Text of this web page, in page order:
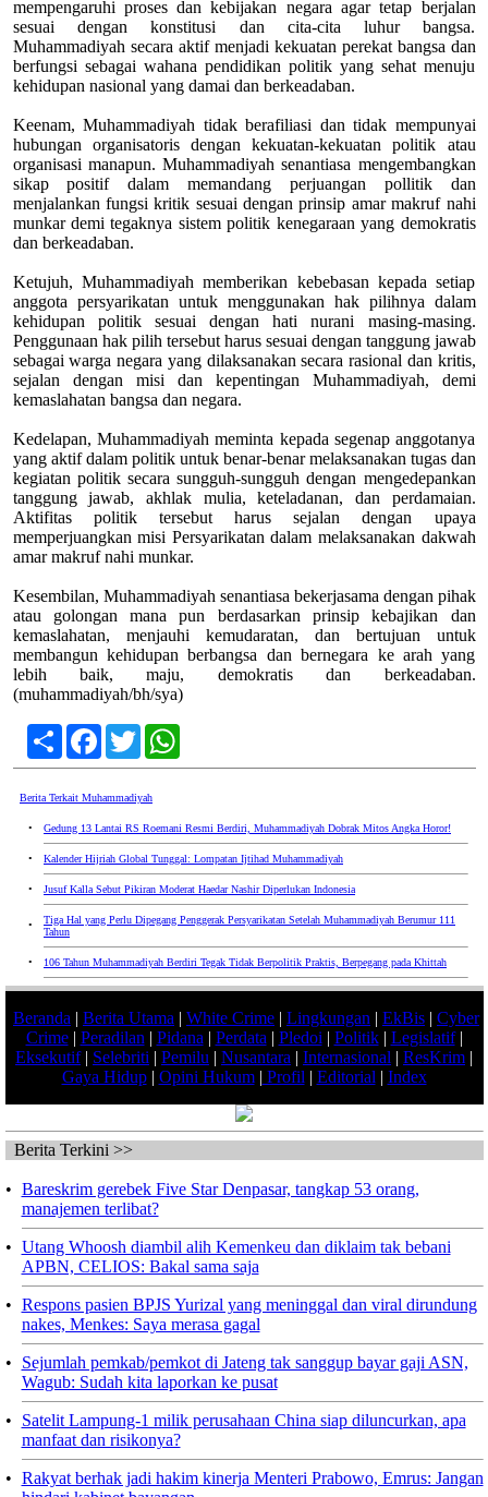
mempengaruhi proses dan kebijakan negara agar tetap berjalan
sesuai dengan konstitusi dan cita-cita luhur bangsa.
Muhammadiyah secara aktif menjadi kekuatan perekat bangsa dan
berfungsi sebagai wahana pendidikan politik yang sehat menuju
kehidupan nasional yang damai dan berkeadaban.
Keenam, Muhammadiyah tidak berafiliasi dan tidak mempunyai
hubungan organisatoris dengan kekuatan-kekuatan politik atau
organisasi manapun. Muhammadiyah senantiasa mengembangkan
sikap positif dalam memandang perjuangan pollitik dan
menjalankan fungsi kritik sesuai dengan prinsip amar makruf nahi
munkar demi tegaknya sistem politik kenegaraan yang demokratis
dan berkeadaban.
Ketujuh, Muhammadiyah memberikan kebebasan kepada setiap
anggota persyarikatan untuk menggunakan hak pilihnya dalam
kehidupan politik sesuai dengan hati nurani masing-masing.
Penggunaan hak pilih tersebut harus sesuai dengan tanggung jawab
sebagai warga negara yang dilaksanakan secara rasional dan kritis,
sejalan dengan misi dan kepentingan Muhammadiyah, demi
kemaslahatan bangsa dan negara.
Kedelapan, Muhammadiyah meminta kepada segenap anggotanya
yang aktif dalam politik untuk benar-benar melaksanakan tugas dan
kegiatan politik secara sungguh-sungguh dengan mengedepankan
tanggung jawab, akhlak mulia, keteladanan, dan perdamaian.
Aktifitas politik tersebut harus sejalan dengan upaya
memperjuangkan misi Persyarikatan dalam melaksanakan dakwah
amar makruf nahi munkar.
Kesembilan, Muhammadiyah senantiasa bekerjasama dengan pihak
atau golongan mana pun berdasarkan prinsip kebajikan dan
kemaslahatan, menjauhi kemudaratan, dan bertujuan untuk
membangun kehidupan berbangsa dan bernegara ke arah yang
lebih baik, maju, demokratis dan berkeadaban.
(muhammadiyah/bh/sya)
ShareFacebook
TwitterWhatsApp
Berita Terkait Muhammadiyah
• Gedung 13 Lantai RS Roemani Resmi Berdiri, Muhammadiyah Dobrak Mitos Angka Horor!
• Kalender Hijriah Global Tunggal: Lompatan Ijtihad Muhammadiyah
• Jusuf Kalla Sebut Pikiran Moderat Haedar Nashir Diperlukan Indonesia
•
Tiga Hal yang Perlu Dipegang Penggerak Persyarikatan Setelah Muhammadiyah Berumur 111
Tahun
• 106 Tahun Muhammadiyah Berdiri Tegak Tidak Berpolitik Praktis, Berpegang pada Khittah
Beranda | Berita Utama | White Crime | Lingkungan | EkBis | Cyber
Crime| Peradilan | Pidana | Perdata | Pledoi | Politik| Legislatif|
Eksekutif| Selebriti | Pemilu | Nusantara | Internasional | ResKrim |
Gaya Hidup| Opini Hukum| Profil | Editorial | Index
Berita Terkini >>
• Bareskrim gerebek Five Star Denpasar, tangkap 53 orang,
manajemen terlibat?
• Utang Whoosh diambil alih Kemenkeu dan diklaim tak bebani
APBN, CELIOS: Bakal sama saja
• Respons pasien BPJS Yurizal yang meninggal dan viral dirundung
nakes, Menkes: Saya merasa gagal
•
Sejumlah pemkab/pemkot di Jateng tak sanggup bayar gaji ASN,
Wagub: Sudah kita laporkan ke pusat
•
Satelit Lampung-1 milik perusahaan China siap diluncurkan, apa
manfaat dan risikonya?
• Rakyat berhak jadi hakim kinerja Menteri Prabowo, Emrus: Jangan